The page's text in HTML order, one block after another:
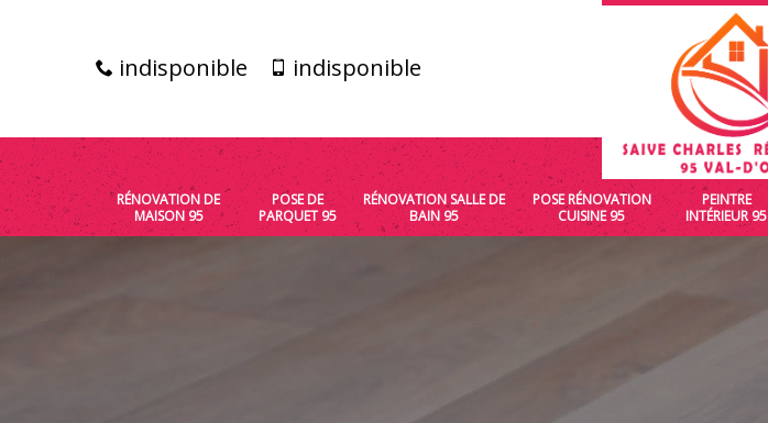
indisponible indisponible
RÉNOVATION DE
MAISON 95
POSE DE
PARQUET 95
RÉNOVATION SALLE DE
BAIN 95
POSE RÉNOVATION
CUISINE 95
PEINTRE
INTÉRIEUR 95